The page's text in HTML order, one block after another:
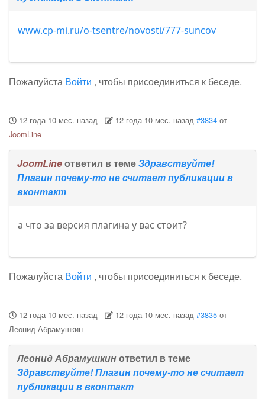
www.cp-mi.ru/o-tsentre/novosti/777-suncov
Пожалуйста Войти , чтобы присоединиться к беседе.
12 года 10 мес. назад- 12 года 10 мес. назад #3834 от
JoomLine
JoomLineответил в темеЗдравствуйте!
Плагин почему-то не считает публикации в
вконтакт
а что за версия плагина у вас стоит?
Пожалуйста Войти , чтобы присоединиться к беседе.
12 года 10 мес. назад- 12 года 10 мес. назад #3835 от
Леонид Абрамушкин
Леонид Абрамушкинответил в теме
Здравствуйте! Плагин почему-то не считает
публикации в вконтакт